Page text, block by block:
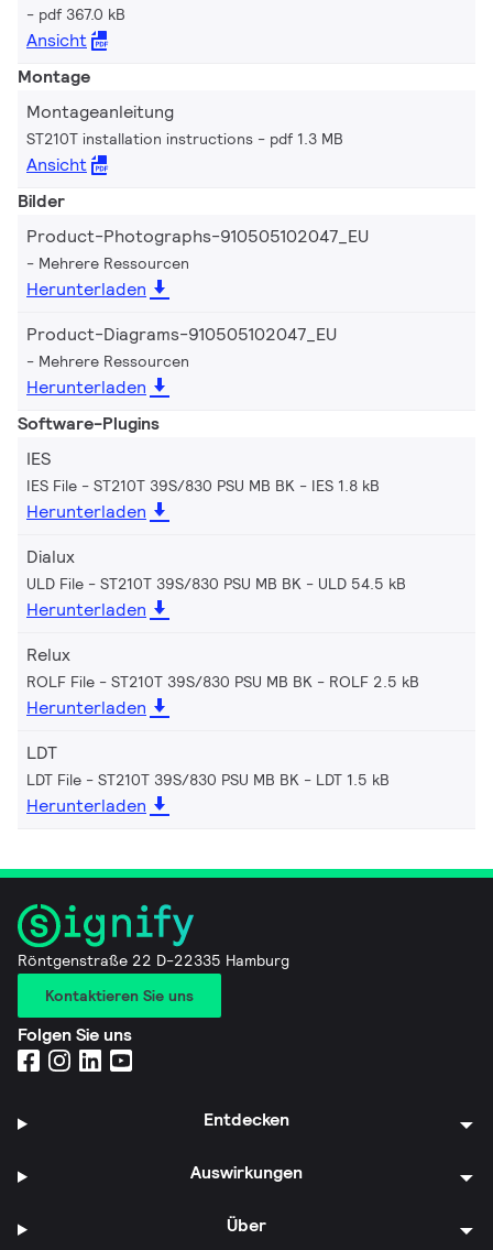
pdf 367.0 kB
Ansicht
Montage
Montageanleitung
ST210T installation instructions pdf 1.3 MB
Ansicht
Bilder
Product-Photographs-910505102047_EU
Mehrere Ressourcen
Herunterladen
Product-Diagrams-910505102047_EU
Mehrere Ressourcen
Herunterladen
Software-Plugins
IES
IES File - ST210T 39S/830 PSU MB BK IES 1.8 kB
Herunterladen
Dialux
ULD File - ST210T 39S/830 PSU MB BK ULD 54.5 kB
Herunterladen
Relux
ROLF File - ST210T 39S/830 PSU MB BK ROLF 2.5 kB
Herunterladen
LDT
LDT File - ST210T 39S/830 PSU MB BK LDT 1.5 kB
Herunterladen
Röntgenstraße 22 D-22335 Hamburg
Kontaktieren Sie uns
Folgen Sie uns
Entdecken
Auswirkungen
Über